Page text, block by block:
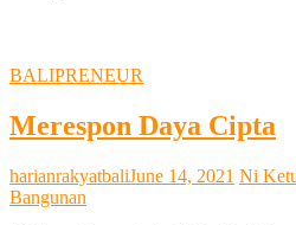
BALIPRENEUR
Merespon Daya Cipta
harianrakyatbaliJune 14, 2021 Ni
Bangunan